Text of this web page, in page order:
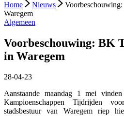
Home Nieuws
Waregem
Algemeen
Voorbeschouwing: BK
in Waregem
28-04-23
Aanstaande maandag 1 mei
Kampioenschappen Tijdrijden
stadsbestuur van Waregem riep